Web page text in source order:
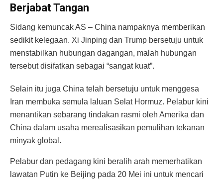
Berjabat Tangan
Sidang kemuncak AS – China nampaknya memberikan
sedikit kelegaan. Xi Jinping dan Trump bersetuju untuk
menstabilkan hubungan dagangan, malah hubungan
tersebut disifatkan sebagai “sangat kuat”.
Selain itu juga China telah bersetuju untuk menggesa
Iran membuka semula laluan Selat Hormuz. Pelabur kini
menantikan sebarang tindakan rasmi oleh Amerika dan
China dalam usaha merealisasikan pemulihan tekanan
minyak global.
Pelabur dan pedagang kini beralih arah memerhatikan
lawatan Putin ke Beijing pada 20 Mei ini untuk mencari